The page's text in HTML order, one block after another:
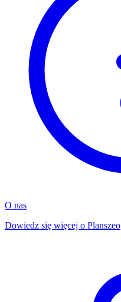
O nas
Dowiedz się więcej o Planszeo